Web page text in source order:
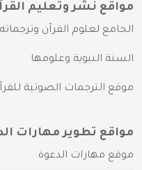
مواقع نشر وتعليم
الجامع لعلوم القرآن وترجماته
السنة النبوية وعلومها
موقع الترجمات الصوتية
مواقع تطوير مهارات
موقع مهارات الدعوة